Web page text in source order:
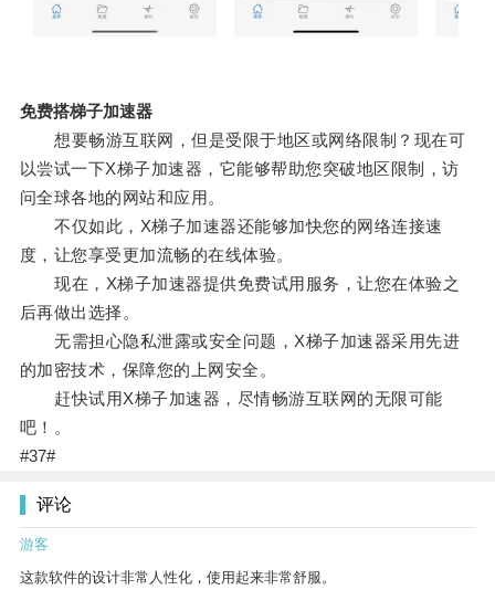
免费搭梯子加速器
想要畅游互联网，但是受限于地区或网络限制？现在可
以尝试一下X梯子加速器，它能够帮助您突破地区限制，访
问全球各地的网站和应用。
不仅如此，X梯子加速器还能够加快您的网络连接速
度，让您享受更加流畅的在线体验。
现在，X梯子加速器提供免费试用服务，让您在体验之
后再做出选择。
无需担心隐私泄露或安全问题，X梯子加速器采用先进
的加密技术，保障您的上网安全。
赶快试用X梯子加速器，尽情畅游互联网的无限可能
吧！。
#37#
评论
游客
这款软件的设计非常人性化，使用起来非常舒服。